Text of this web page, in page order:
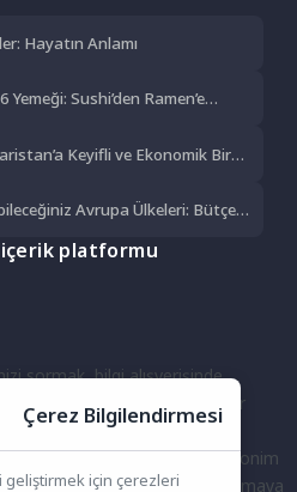
Hayatın Anlamı
Yemeği: Sushi’den Ramen’e
Keyifli ve Ekonomik Bir
Avrupa Ülkeleri: Bütçe
platformu
sormak, bilgi alışverişinde
için bir araya geldiğimiz bir
topluluğumuza katılın, ister anonim
her türlü soruya ve tartışmaya
Çerez Bilgilendirmesi
geliştirmek için çerezleri